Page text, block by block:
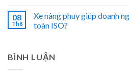
08
Th8
Xe nâng phuy giúp doanh
toàn ISO?
BÌNH LUẬN